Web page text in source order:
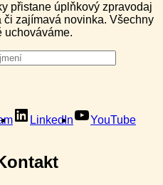
přistane úplňkový zpravodaj
zajímavá novinka. Všechny
uchováváme.
LinkedIn YouTube